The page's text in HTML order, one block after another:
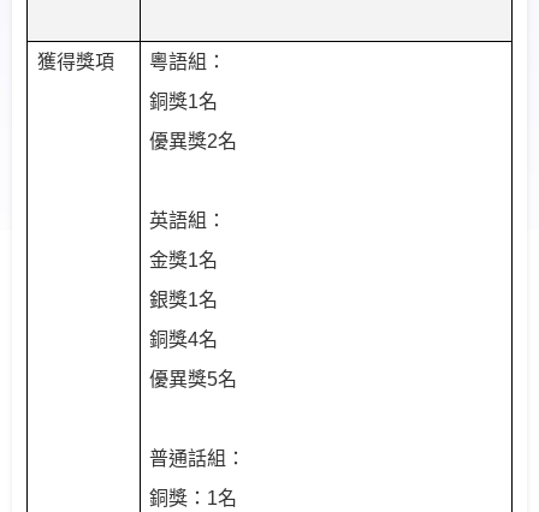
獲得獎項
粵語組：
銅獎1名
優異獎2名
英語組：
金獎1名
銀獎1名
銅獎4名
優異獎5名
普通話組：
銅獎： 1名